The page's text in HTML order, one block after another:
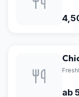
ab